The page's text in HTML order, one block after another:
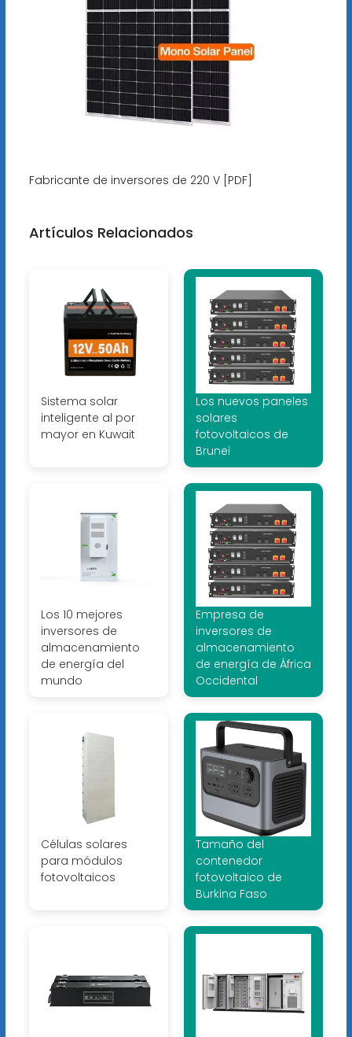
Fabricante de inversores de 220 V [PDF]
Artículos Relacionados
Sistema solar
inteligente al por
mayor en Kuwait
Los nuevos paneles
solares
fotovoltaicos de
Brunei
Los 10 mejores
inversores de
almacenamiento
de energía del
mundo
Empresa de
inversores de
almacenamiento
de energía de África
Occidental
Células solares
para módulos
fotovoltaicos
Tamaño del
contenedor
fotovoltaico de
Burkina Faso